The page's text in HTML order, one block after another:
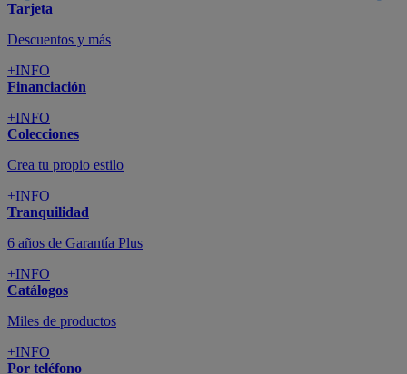
Tarjeta
Descuentos y más
+INFO
Financiación
+INFO
Colecciones
Crea tu propio estilo
+INFO
Tranquilidad
6 años de Garantía Plus
+INFO
Catálogos
Miles de productos
+INFO
Por teléfono